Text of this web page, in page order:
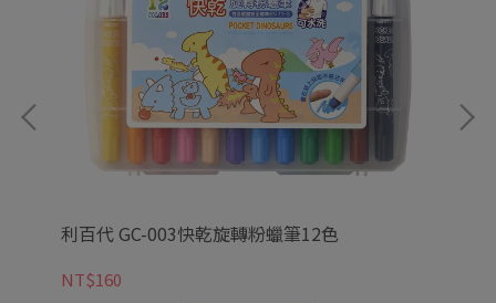
利百代 GC-003快乾旋轉粉蠟筆12色
NT$160